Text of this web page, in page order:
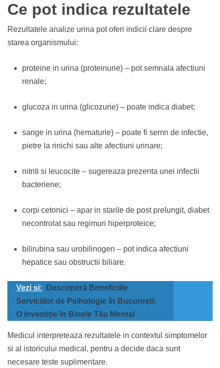
Ce pot indica rezultatele
Rezultatele analize urina pot oferi indicii clare despre
starea organismului:
proteine in urina (proteinurie) – pot semnala afectiuni
renale;
glucoza in urina (glicozurie) – poate indica diabet;
sange in urina (hematurie) – poate fi semn de infectie,
pietre la rinichi sau alte afectiuni urinare;
nitriti si leucocite – sugereaza prezenta unei infectii
bacteriene;
corpi cetonici – apar in starile de post prelungit, diabet
necontrolat sau regimuri hiperproteice;
bilirubina sau urobilinogen – pot indica afectiuni
hepatice sau obstructii biliare.
Vezi si:
Descoperă Beneficiile
Serviciilor de Psihologie în București:
O Investiție în Binele Tău Mental
Medicul interpreteaza rezultatele in contextul simptomelor
si al istoricului medical, pentru a decide daca sunt
necesare teste suplimentare.